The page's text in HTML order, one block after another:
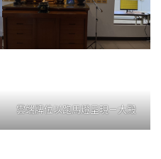
雲端牌位以跑馬燈呈現－大殿